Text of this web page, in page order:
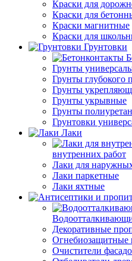
Краски для
Краски для
Краски магнитные
Краски для
Грунтовки
Грунты
Грунты глубокого
Грунты
Грунты укрывные
Грунты
Грунтовки
Лаки
внутренних работ
Лаки для
Лаки паркетные
Лаки яхтные
Декоративные
Огнебиозащитные
Очистители